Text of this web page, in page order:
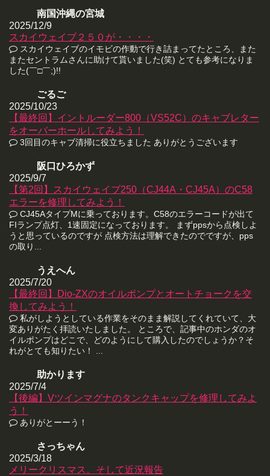
南国沖縄の宮城
2025/12/9
スカイウェイブ２５０が・・・・
スカイウェイブのイモビの作動で行き詰まってたところ、また
またセントラムさんに助けて貰いました(笑) とても参考になりま
した(￣□￣;)!!
ごるご
2025/10/23
【最終回】イントルーダー800（VS52C）のキャブレター
をオーバーホールしてみよう！
3回目のキャブ清掃に役立ちました ありがとうございます
阪口ひろかず
2025/9/7
【第2回】スカイウェイブ250（CJ44A・CJ45A）のC58
エラーを修理してみよう！
CJ45AタイプMに乗っております。C58のエラーコードが出て
FIランプ点灯、1速固定になっております。 まずppsから点検しよ
うと思っているのですが 点検方法は理解できたのでですが、pps
の取り...
うえへん
2025/7/20
【最終回】Dio-ZXのオイルポンプとオートチョークを交
換してみよう！
私がしようとしている作業をそのまま解説してくれていて、大
変ありがたく拝読いたしました。 ところで、記事中のホンダのオ
イルポンプはどこで、どのようにして購入したのでしょうか？そ
れがとても知りたい！ ...
助かります
2025/7/4
【後編】Vツインマグナのタンクキャップを修理してみよ
う！
ありがとーーう！
さっちゃん
2025/3/18
メリークリスマス。そして近況報告